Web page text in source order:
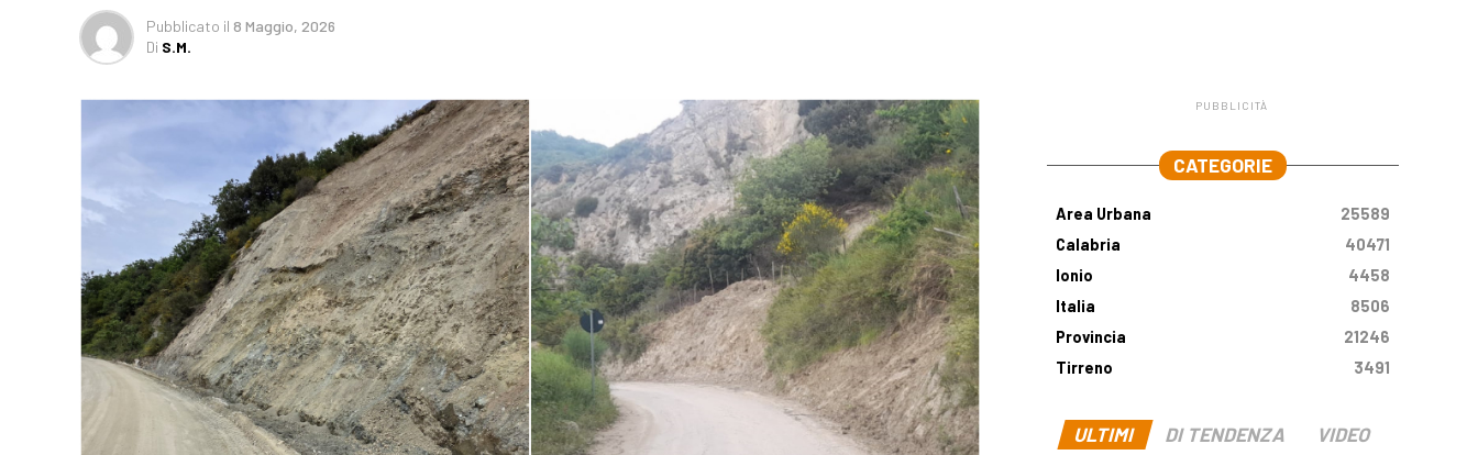
Pubblicato il 8 Maggio, 2026
Di S.M.
PUBBLICITÀ
CATEGORIE
Area Urbana
25589
Calabria
40471
Ionio
4458
Italia
8506
Provincia
21246
Tirreno
3491
ULTIMI DI TENDENZA VIDEO